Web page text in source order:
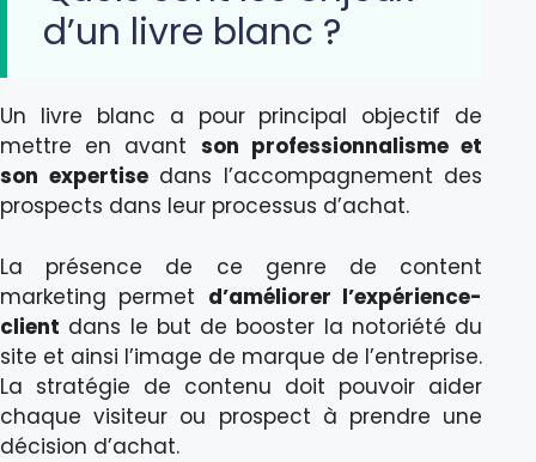
d’un livre blanc ?
Un livre blanc a pour principal objectif de
mettre en avant son professionnalisme et
son expertisedans l’accompagnement des
prospects dans leur processus d’achat.
La présence de ce genre de content
marketing permet d’améliorer l’expérience-
client dans le but de booster la notoriété du
site et ainsi l’image de marque de l’entreprise.
La stratégie de contenu doit pouvoir aider
chaque visiteur ou prospect à prendre une
décision d’achat.